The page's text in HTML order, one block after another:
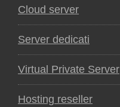
Cloud server
Server dedicati
Virtual Private Server
Hosting reseller